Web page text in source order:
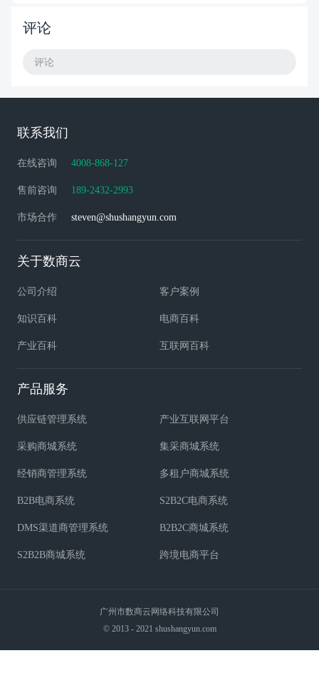
评论
评论
联系我们
在线咨询 4008-868-127
售前咨询 189-2432-2993
市场合作 steven@shushangyun.com
关于数商云
公司介绍 客户案例
知识百科 电商百科
产业百科 互联网百科
产品服务
供应链管理系统 产业互联网平台
采购商城系统 集采商城系统
经销商管理系统 多租户商城系统
B2B电商系统 S2B2C电商系统
DMS渠道商管理系统 B2B2C商城系统
S2B2B商城系统 跨境电商平台
广州市数商云网络科技有限公司
© 2013 - 2021 shushangyun.com